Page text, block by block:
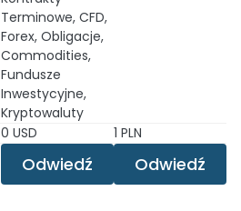
Terminowe, CFD,
Forex, Obligacje,
Commodities,
Fundusze
Inwestycyjne,
Kryptowaluty
0 USD 1 PLN
Odwiedź Odwiedź